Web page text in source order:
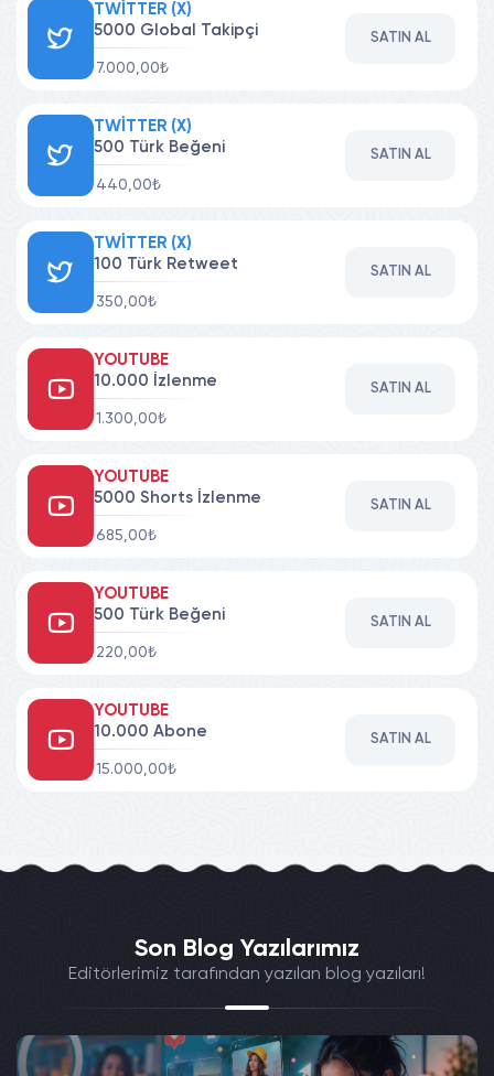
TWITTER (X)
5000 Global Takipçi
7.000,00₺
SATIN AL
TWITTER (X)
500 Türk Beğeni
440,00₺
SATIN AL
TWITTER (X)
100 Türk Retweet
350,00₺
SATIN AL
YOUTUBE
10.000 İzlenme
1.300,00₺
SATIN AL
YOUTUBE
5000 Shorts İzlenme
685,00₺
SATIN AL
YOUTUBE
500 Türk Beğeni
220,00₺
SATIN AL
YOUTUBE
10.000 Abone
15.000,00₺
SATIN AL
Son Blog Yazılarımız
Editörlerimiz tarafından yazılan blog yazıları!